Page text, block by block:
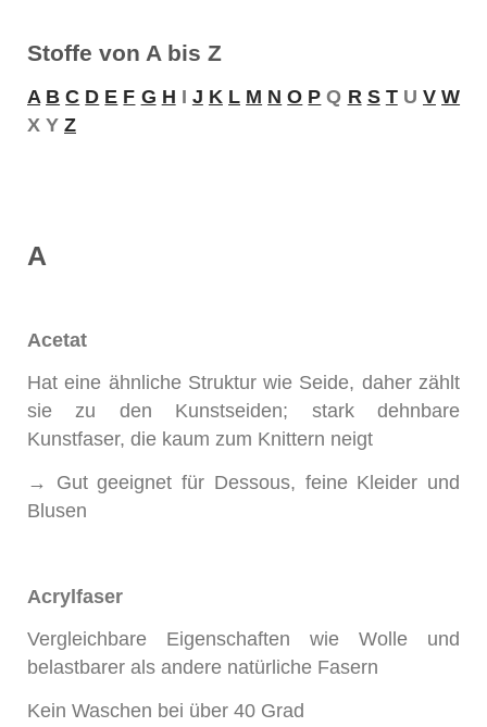
Stoffe von A bis Z
A B C D E F G H I J K L M N O P Q R S TU V W
X Y Z
A
Acetat
Hat eine ähnliche Struktur wie Seide, daher zählt
sie zu den Kunstseiden; stark dehnbare
Kunstfaser, die kaum zum Knittern neigt
→ Gut geeignet für Dessous, feine Kleider und
Blusen
Acrylfaser
Vergleichbare Eigenschaften wie Wolle und
belastbarer als andere natürliche Fasern
Kein Waschen bei über 40 Grad